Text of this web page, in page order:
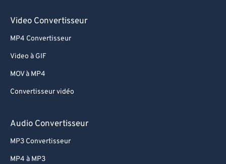
Video Convertisseur
MP4 Convertisseur
Video à GIF
MOV à MP4
Convertisseur vidéo
Audio Convertisseur
MP3 Convertisseur
MP4 à MP3